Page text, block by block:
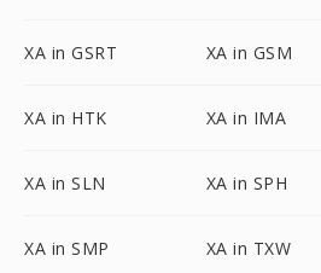
XA in GSRT XA in GSM
XA in HTK XA in IMA
XA in SLN XA in SPH
XA in SMP XA in TXW